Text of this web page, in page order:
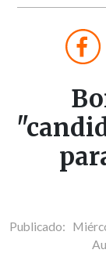
Publicado: